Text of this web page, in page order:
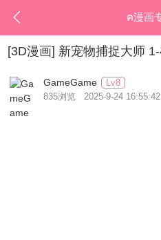
ฅ漫画
[3D漫画] 新宠物捕捉大师
GameGame
Lv8
835浏览 2025-9-24 16:55:42